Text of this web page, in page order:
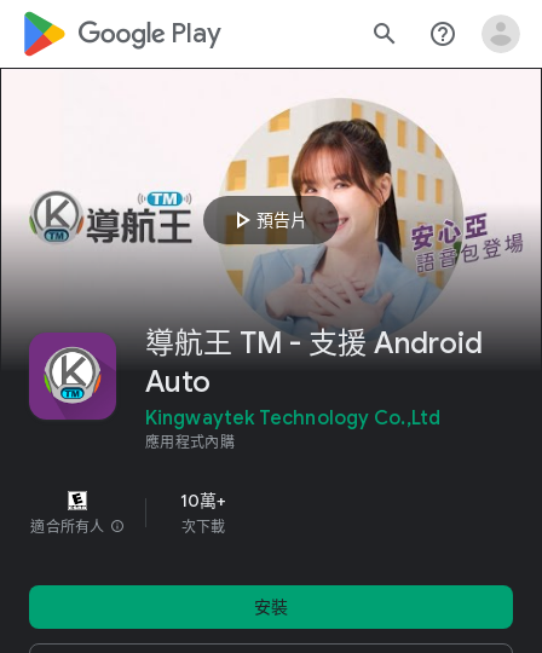
google_logo Play search help_outline
play_arrow 預告片
導航王 TM - 支援 Android
Auto
Kingwaytek Technology Co.,Ltd
應用程式內購
適合所有人 info
10萬+
次下載
安裝